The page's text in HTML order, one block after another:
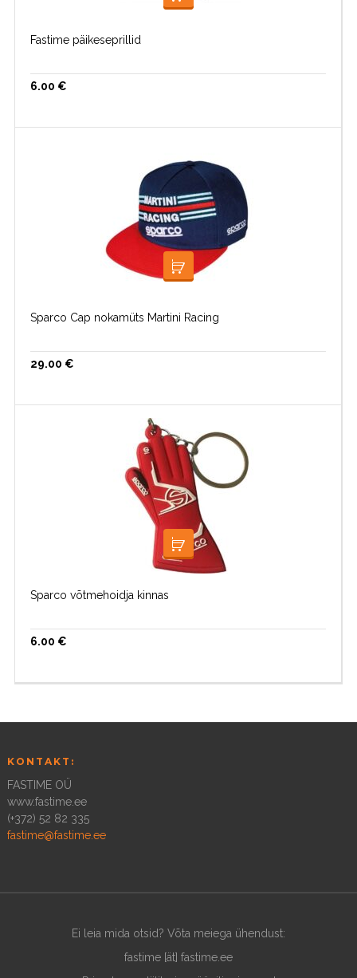
VALI
Fastime päikeseprillid
6.00 €
LOE EDASI
Sparco Cap nokamüts Martini Racing
29.00 €
LISA KORVI
Sparco võtmehoidja kinnas
6.00 €
KONTAKT:
FASTIME OÜ
www.fastime.ee
(+372) 52 82 335
fastime@fastime.ee
Ei leia mida otsid? Võta meiega ühendust:
fastime [ät] fastime.ee